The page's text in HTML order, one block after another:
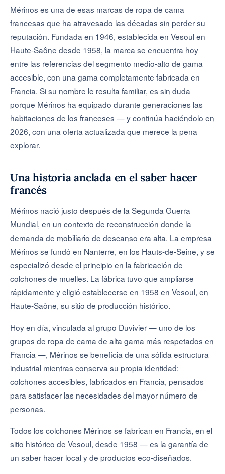
Mérinos es una de esas marcas de ropa de cama
francesas que ha atravesado las décadas sin perder su
reputación. Fundada en 1946, establecida en Vesoul en
Haute-Saône desde 1958, la marca se encuentra hoy
entre las referencias del segmento medio-alto de gama
accesible, con una gama completamente fabricada en
Francia. Si su nombre le resulta familiar, es sin duda
porque Mérinos ha equipado durante generaciones las
habitaciones de los franceses — y continúa haciéndolo en
2026, con una oferta actualizada que merece la pena
explorar.
Una historia anclada en el saber hacer
francés
Mérinos nació justo después de la Segunda Guerra
Mundial, en un contexto de reconstrucción donde la
demanda de mobiliario de descanso era alta. La empresa
Mérinos se fundó en Nanterre, en los Hauts-de-Seine, y se
especializó desde el principio en la fabricación de
colchones de muelles. La fábrica tuvo que ampliarse
rápidamente y eligió establecerse en 1958 en Vesoul, en
Haute-Saône, su sitio de producción histórico.
Hoy en día, vinculada al grupo Duvivier — uno de los
grupos de ropa de cama de alta gama más respetados en
Francia —, Mérinos se beneficia de una sólida estructura
industrial mientras conserva su propia identidad:
colchones accesibles, fabricados en Francia, pensados
para satisfacer las necesidades del mayor número de
personas.
Todos los colchones Mérinos se fabrican en Francia, en el
sitio histórico de Vesoul, desde 1958 — es la garantía de
un saber hacer local y de productos eco-diseñados.